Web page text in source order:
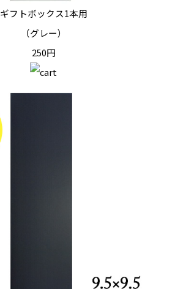
ギフトボックス1本用
（グレー）
250円